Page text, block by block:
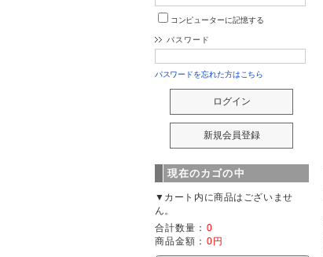
コンピューターに記憶する
パスワード
パスワードを忘れた方はこちら
現在のカゴの中
▼カート内に商品はございませ
ん。
合計数量： 0
商品金額： 0円